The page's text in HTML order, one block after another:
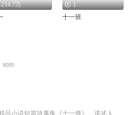
214.7万 1
十一班
9085